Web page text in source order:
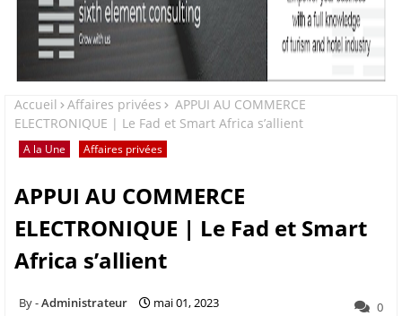
Accueil Affaires privées
APPUI AU COMMERCE
ELECTRONIQUE | Le Fad et Smart Africa s’allient
A la Une Affaires privées
APPUI AU COMMERCE
ELECTRONIQUE | Le Fad et Smart
Africa s’allient
Administrateur mai 01, 2023 0